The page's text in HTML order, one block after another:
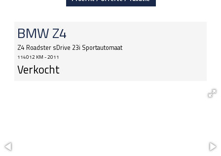
BMWZ4
Z4 Roadster sDrive 23i Sportautomaat
114012 KM - 2011
Verkocht